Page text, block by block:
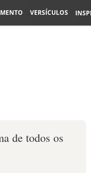
VERSÍCULOS
de todos os